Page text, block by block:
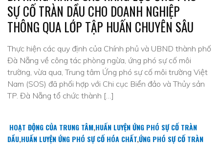
SỰ CỐ TRÀN DẦU CHO DOANH NGHIỆP
THÔNG QUA LỚP TẬP HUẤN CHUYÊN SÂU
Thực hiện các quy định của Chính phủ và UBND thành phố
Đà Nẵng về công tác phòng ngừa, ứng phó sự cố môi
trường, vừa qua, Trung tâm Ứng phó sự cố môi trường Việt
Nam (SOS) đã phối hợp với Chi cục Biển đảo và Thủy sản
TP. Đà Nẵng tổ chức thành […]
HOẠT ĐỘNG CỦA TRUNG TÂM,HUẤN LUYỆN ỨNG PHÓ SỰ CỐ TRÀN
DẦU,HUẤN LUYỆN ỨNG PHÓ SỰ CỐ HÓA CHẤT,ỨNG PHÓ SỰ CỐ TRÀN